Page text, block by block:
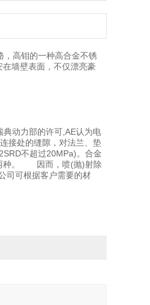
，高钼的一种高合金不锈
墙壁表面，不仅漂亮豪
动力部的许可,AE认为电
接处的缝隙，对法兰、垫
不超过20MPa)。合金
两种。 因而，喷(抛)射除
司可根据客户需要的材